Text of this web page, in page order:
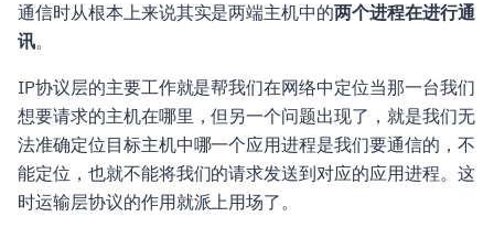
通信时从根本上来说其实是两端主机中的两个进程在进行通
讯。
IP协议层的主要工作就是帮我们在网络中定位当那一台我们
想要请求的主机在哪里，但另一个问题出现了，就是我们无
法准确定位目标主机中哪一个应用进程是我们要通信的，不
能定位，也就不能将我们的请求发送到对应的应用进程。这
时运输层协议的作用就派上用场了。